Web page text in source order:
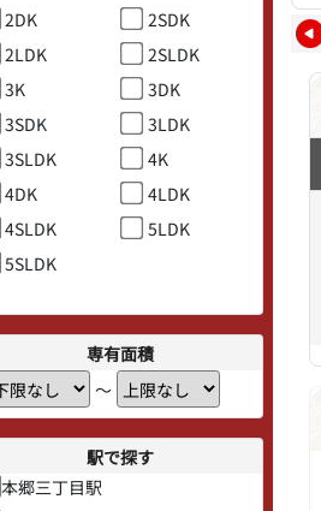
2DK
2SDK
2LDK
2SLDK
3K
3DK
3SDK
3LDK
3SLDK
4K
4DK
4LDK
4SLDK
5LDK
5SLDK
専有面積
〜
駅で探す
本郷三丁目駅